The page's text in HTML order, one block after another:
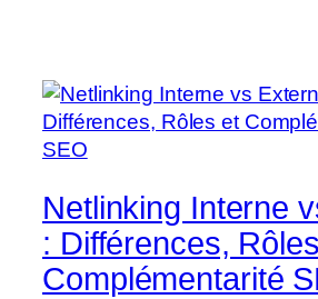
Netlinking Interne
: Différences,
Complémentarité